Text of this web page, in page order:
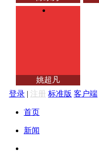
姚超凡
登录 | 注册 标准版 客户端
首页
新闻